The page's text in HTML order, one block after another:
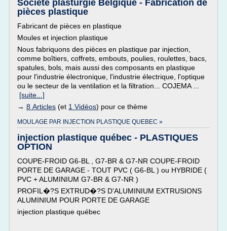
Société plasturgie Belgique - Fabrication de
pièces plastique
Fabricant de pièces en plastique
Moules et injection plastique
Nous fabriquons des pièces en plastique par injection,
comme boîtiers, coffrets, embouts, poulies, roulettes, bacs,
spatules, bols, mais aussi des composants en plastique
pour l'industrie électronique, l'industrie électrique, l'optique
ou le secteur de la ventilation et la filtration... COJEMA ...
[suite...]
→ 8 Articles (et 1 Vidéos) pour ce thème
MOULAGE PAR INJECTION PLASTIQUE QUEBEC »
injection plastique québec - PLASTIQUES
OPTION
COUPE-FROID G6-BL , G7-BR & G7-NR COUPE-FROID
PORTE DE GARAGE - TOUT PVC ( G6-BL ) ou HYBRIDE (
PVC + ALUMINIUM G7-BR & G7-NR )
PROFIL�?S EXTRUD�?S D'ALUMINIUM EXTRUSIONS
ALUMINIUM POUR PORTE DE GARAGE
injection plastique québec